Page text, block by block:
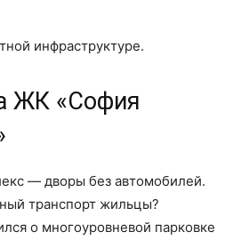
инфраструктуре.
ЖК «София
— дворы без автомобилей.
транспорт жильцы?
о многоуровневой парковке